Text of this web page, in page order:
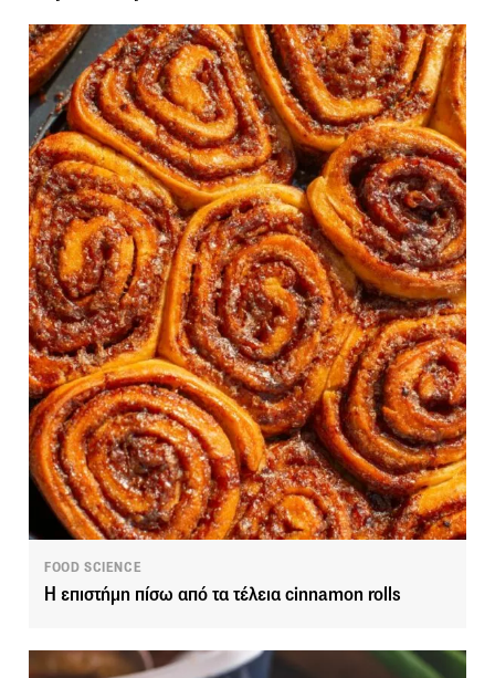
FOOD SCIENCE
Η επιστήμη πίσω από τα τέλεια cinnamon rolls